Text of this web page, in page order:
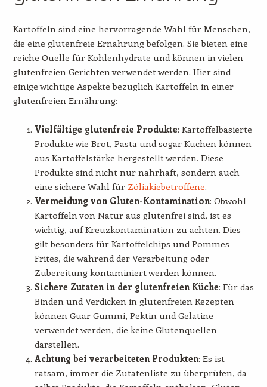
Kartoffeln sind eine hervorragende Wahl für Menschen,
die eine glutenfreie Ernährung befolgen. Sie bieten eine
reiche Quelle für Kohlenhydrate und können in vielen
glutenfreien Gerichten verwendet werden. Hier sind
einige wichtige Aspekte bezüglich Kartoffeln in einer
glutenfreien Ernährung:
Vielfältige glutenfreie Produkte: Kartoffelbasierte
Produkte wie Brot, Pasta und sogar Kuchen können
aus Kartoffelstärke hergestellt werden. Diese
Produkte sind nicht nur nahrhaft, sondern auch
eine sichere Wahl für Zöliakiebetroffene.
Vermeidung von Gluten-Kontamination: Obwohl
Kartoffeln von Natur aus glutenfrei sind, ist es
wichtig, auf Kreuzkontamination zu achten. Dies
gilt besonders für Kartoffelchips und Pommes
Frites, die während der Verarbeitung oder
Zubereitung kontaminiert werden können.
Sichere Zutaten in der glutenfreien Küche: Für das
Binden und Verdicken in glutenfreien Rezepten
können Guar Gummi, Pektin und Gelatine
verwendet werden, die keine Glutenquellen
darstellen.
Achtung bei verarbeiteten Produkten: Es ist
ratsam, immer die Zutatenliste zu überprüfen, da